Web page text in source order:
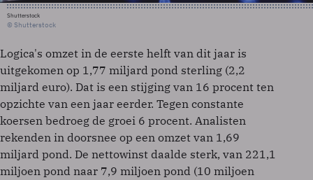
Shutterstock
© Shutterstock
Logica's omzet in de eerste helft van dit jaar is
uitgekomen op 1,77 miljard pond sterling (2,2
miljard euro). Dat is een stijging van 16 procent ten
opzichte van een jaar eerder. Tegen constante
koersen bedroeg de groei 6 procent. Analisten
rekenden in doorsnee op een omzet van 1,69
miljard pond. De nettowinst daalde sterk, van 221,1
miljoen pond naar 7,9 miljoen pond (10 miljoen